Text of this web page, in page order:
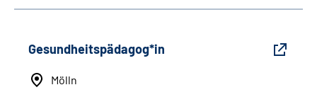
Gesundheitspädagog*in
Mölln